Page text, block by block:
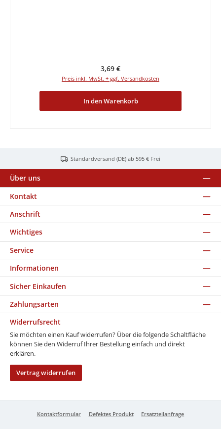
Regulärer Preis:
3,69 €
Preis inkl. MwSt. + ggf. Versandkosten
In den Warenkorb
Standardversand (DE) ab 595 € Frei
Über uns
Kontakt
Anschrift
Wichtiges
Service
Informationen
Sicher Einkaufen
Zahlungsarten
Widerrufsrecht
Sie möchten einen Kauf widerrufen? Über die folgende Schaltfläche
können Sie den Widerruf Ihrer Bestellung einfach und direkt
erklären.
Vertrag widerrufen
Kontaktformular Defektes Produkt Ersatzteilanfrage